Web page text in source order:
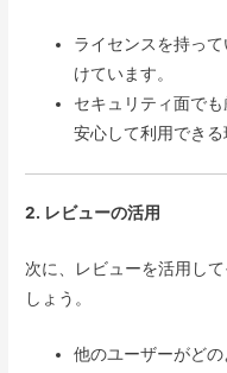
ライセンスを持っ
けています。
セキュリティ面で
安心して利用できる
2. レビューの活用
次に、レビューを活用し
しょう。
他のユーザーがど